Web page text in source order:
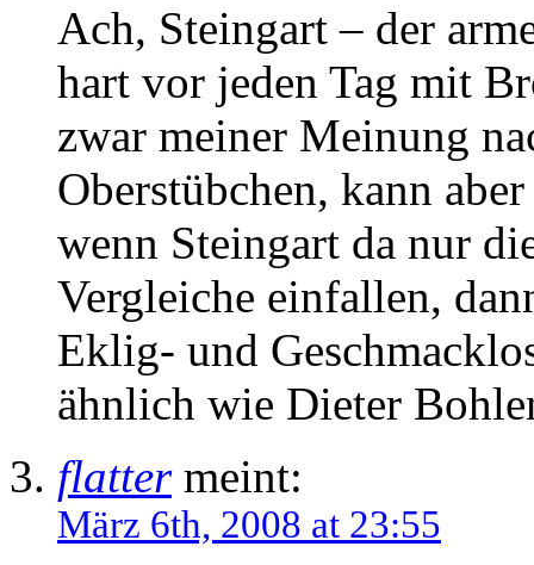
Ach, Steingart – der
hart vor jeden Tag mit
zwar meiner Meinung
Oberstübchen, kann
wenn Steingart da nur
Vergleiche einfallen,
Eklig- und
ähnlich wie Dieter
flattermeint:
März 6th, 2008 at 23:55